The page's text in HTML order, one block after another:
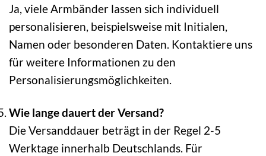
Ja, viele Armbänder lassen sich individuell
personalisieren, beispielsweise mit Initialen,
Namen oder besonderen Daten. Kontaktiere uns
für weitere Informationen zu den
Personalisierungsmöglichkeiten.
Wie lange dauert der Versand?
Die Versanddauer beträgt in der Regel 2-5
Werktage innerhalb Deutschlands. Für